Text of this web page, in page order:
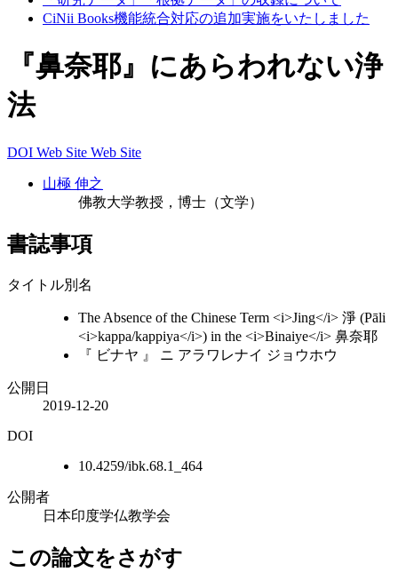
CiNii Books機能統合対応の追加実施をいたしました
『鼻奈耶』にあらわれない浄
法
DOI Web Site Web Site
山極 伸之
佛教大学教授，博士（文学）
書誌事項
タイトル別名
The Absence of the Chinese Term <i>Jing</i> 淨 (Pāli
<i>kappa/kappiya</i>) in the <i>Binaiye</i> 鼻奈耶
『 ビナヤ 』 ニ アラワレナイ ジョウホウ
公開日
2019-12-20
DOI
10.4259/ibk.68.1_464
公開者
日本印度学仏教学会
この論文をさがす